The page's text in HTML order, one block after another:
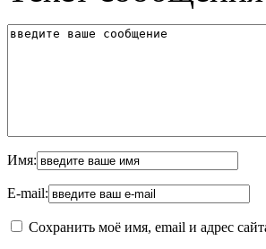
Имя:
E-mail:
Сохранить моё имя, email и адрес